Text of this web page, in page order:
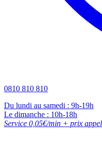
0810 810 810
Du lundi au samedi : 9h-19h
Le dimanche : 10h-18h
Service 0,05€/min + prix appel